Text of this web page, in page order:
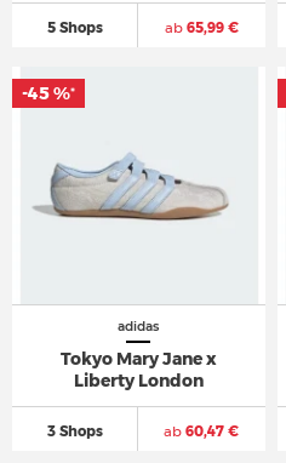
5 Shops ab65,99 €
adidas
Tokyo Mary Jane x
Liberty London
3 Shops ab 60,47 €
-45 %*
-45 %*